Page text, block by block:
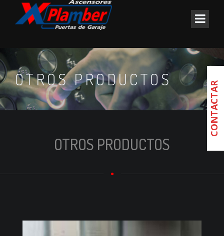
OTROS PRODUCTOS
OTROS PRODUCTOS
CONTACTAR